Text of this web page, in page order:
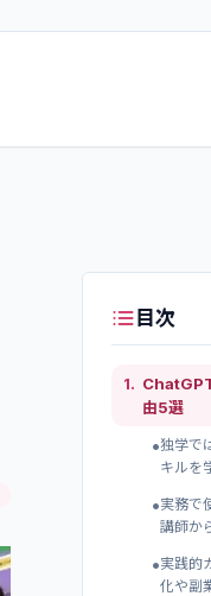
目次
1.
由5選
•独学で
キルを
•実務で
講師か
•実践的
化や副